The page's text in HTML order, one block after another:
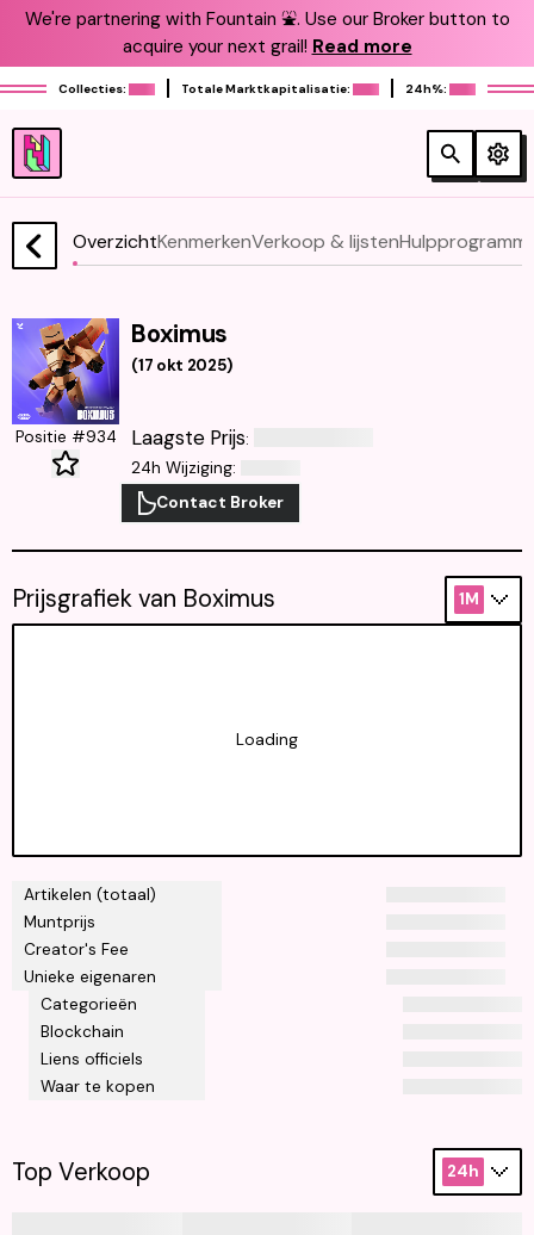
We're partnering with Fountain ⛲️. Use our Broker button to
acquire your next grail! Read more
Collecties: Totale Marktkapitalisatie: 24h%:
OverzichtKenmerkenVerkoop & lijsten
Boximus
(17 okt 2025)
Positie #934 Laagste Prijs:
24h Wijziging:
Contact Broker
Artikelen (totaal)
Muntprijs
Creator's Fee
Unieke eigenaren
Categorieën
Blockchain
Liens officiels
Waar te kopen
Prijsgrafiek van Boximus 1M
Loading
Top Verkoop 24h